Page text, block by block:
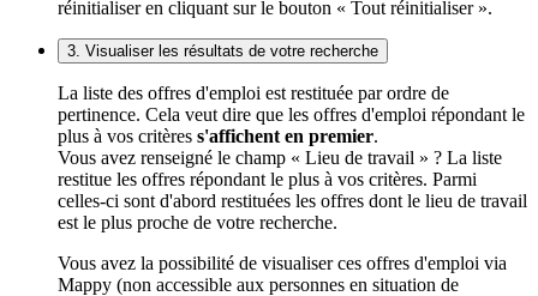
réinitialiser en cliquant sur le bouton « Tout réinitialiser ».
3. Visualiser les résultats de votre recherche
La liste des offres d'emploi est restituée par ordre de
pertinence. Cela veut dire que les offres d'emploi répondant le
plus à vos critères s'affichent en premier.
Vous avez renseigné le champ « Lieu de travail » ? La liste
restitue les offres répondant le plus à vos critères. Parmi
celles-ci sont d'abord restituées les offres dont le lieu de travail
est le plus proche de votre recherche.
Vous avez la possibilité de visualiser ces offres d'emploi via
Mappy (non accessible aux personnes en situation de